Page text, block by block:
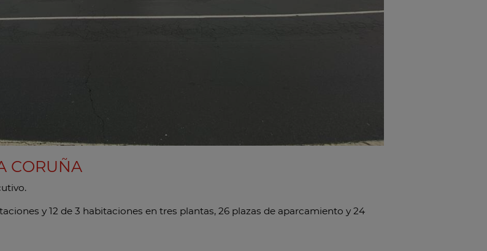
CORUÑA
y 12 de 3 habitaciones en tres plantas, 26 plazas de aparcamiento y 24